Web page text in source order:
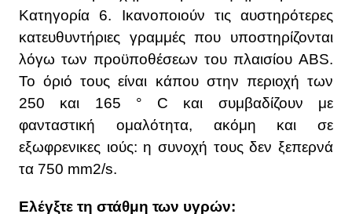
Κατηγορία 6. Ικανοποιούν τις αυστηρότερες
κατευθυντήριες γραμμές που υποστηρίζονται
λόγω των προϋποθέσεων του πλαισίου ABS.
Το όριό τους είναι κάπου στην περιοχή των
250 και 165 ° C και συμβαδίζουν με
φανταστική ομαλότητα, ακόμη και σε
εξωφρενικες ιούς: η συνοχή τους δεν ξεπερνά
τα 750 mm2/s.
Ελέγξτε τη στάθμη των υγρών: